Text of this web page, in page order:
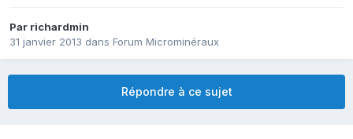
Par richardmin
31 janvier 2013 dans Forum Microminéraux
Répondre à ce sujet